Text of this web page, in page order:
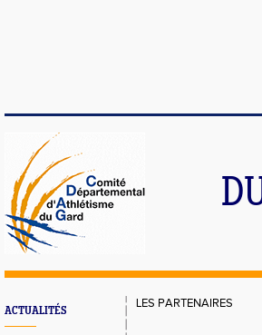
ACTUALITÉS
LES PARTENAIRES